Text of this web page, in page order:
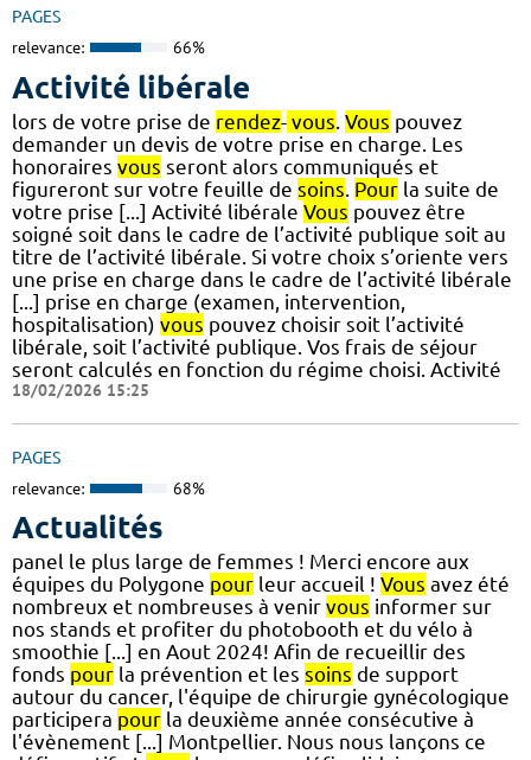
PAGES
relevance: 66%
Activité libérale
lors de votre prise de rendez- vous Vous pouvez
demander un devis de votre prise en charge. Les
honoraires vous seront alors communiqués et
figureront sur votre feuille de soins Pour la suite de
votre prise [...] Activité libérale Vous pouvez être
soigné soit dans le cadre de l’activité publique soit au
titre de l’activité libérale. Si votre choix s’oriente vers
une prise en charge dans le cadre de l’activité libérale
[...] prise en charge (examen, intervention,
hospitalisation) vous pouvez choisir soit l’activité
libérale, soit l’activité publique. Vos frais de séjour
seront calculés en fonction du régime choisi. Activité
18/02/2026 15:25
PAGES
relevance: 68%
Actualités
panel le plus large de femmes ! Merci encore aux
équipes du Polygone pour leur accueil ! Vous avez été
nombreux et nombreuses à venir vous informer sur
nos stands et profiter du photobooth et du vélo à
smoothie [...] en Aout 2024! Afin de recueillir des
fonds pour la prévention et les soins de support
autour du cancer, l'équipe de chirurgie gynécologique
participera pour la deuxième année consécutive à
l'évènement [...] Montpellier. Nous nous lançons ce